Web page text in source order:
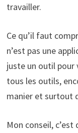
travailler.
Ce qu’il faut
n’est pas une
juste un outil pour
tous les outils,
manier et surtout
Mon conseil,